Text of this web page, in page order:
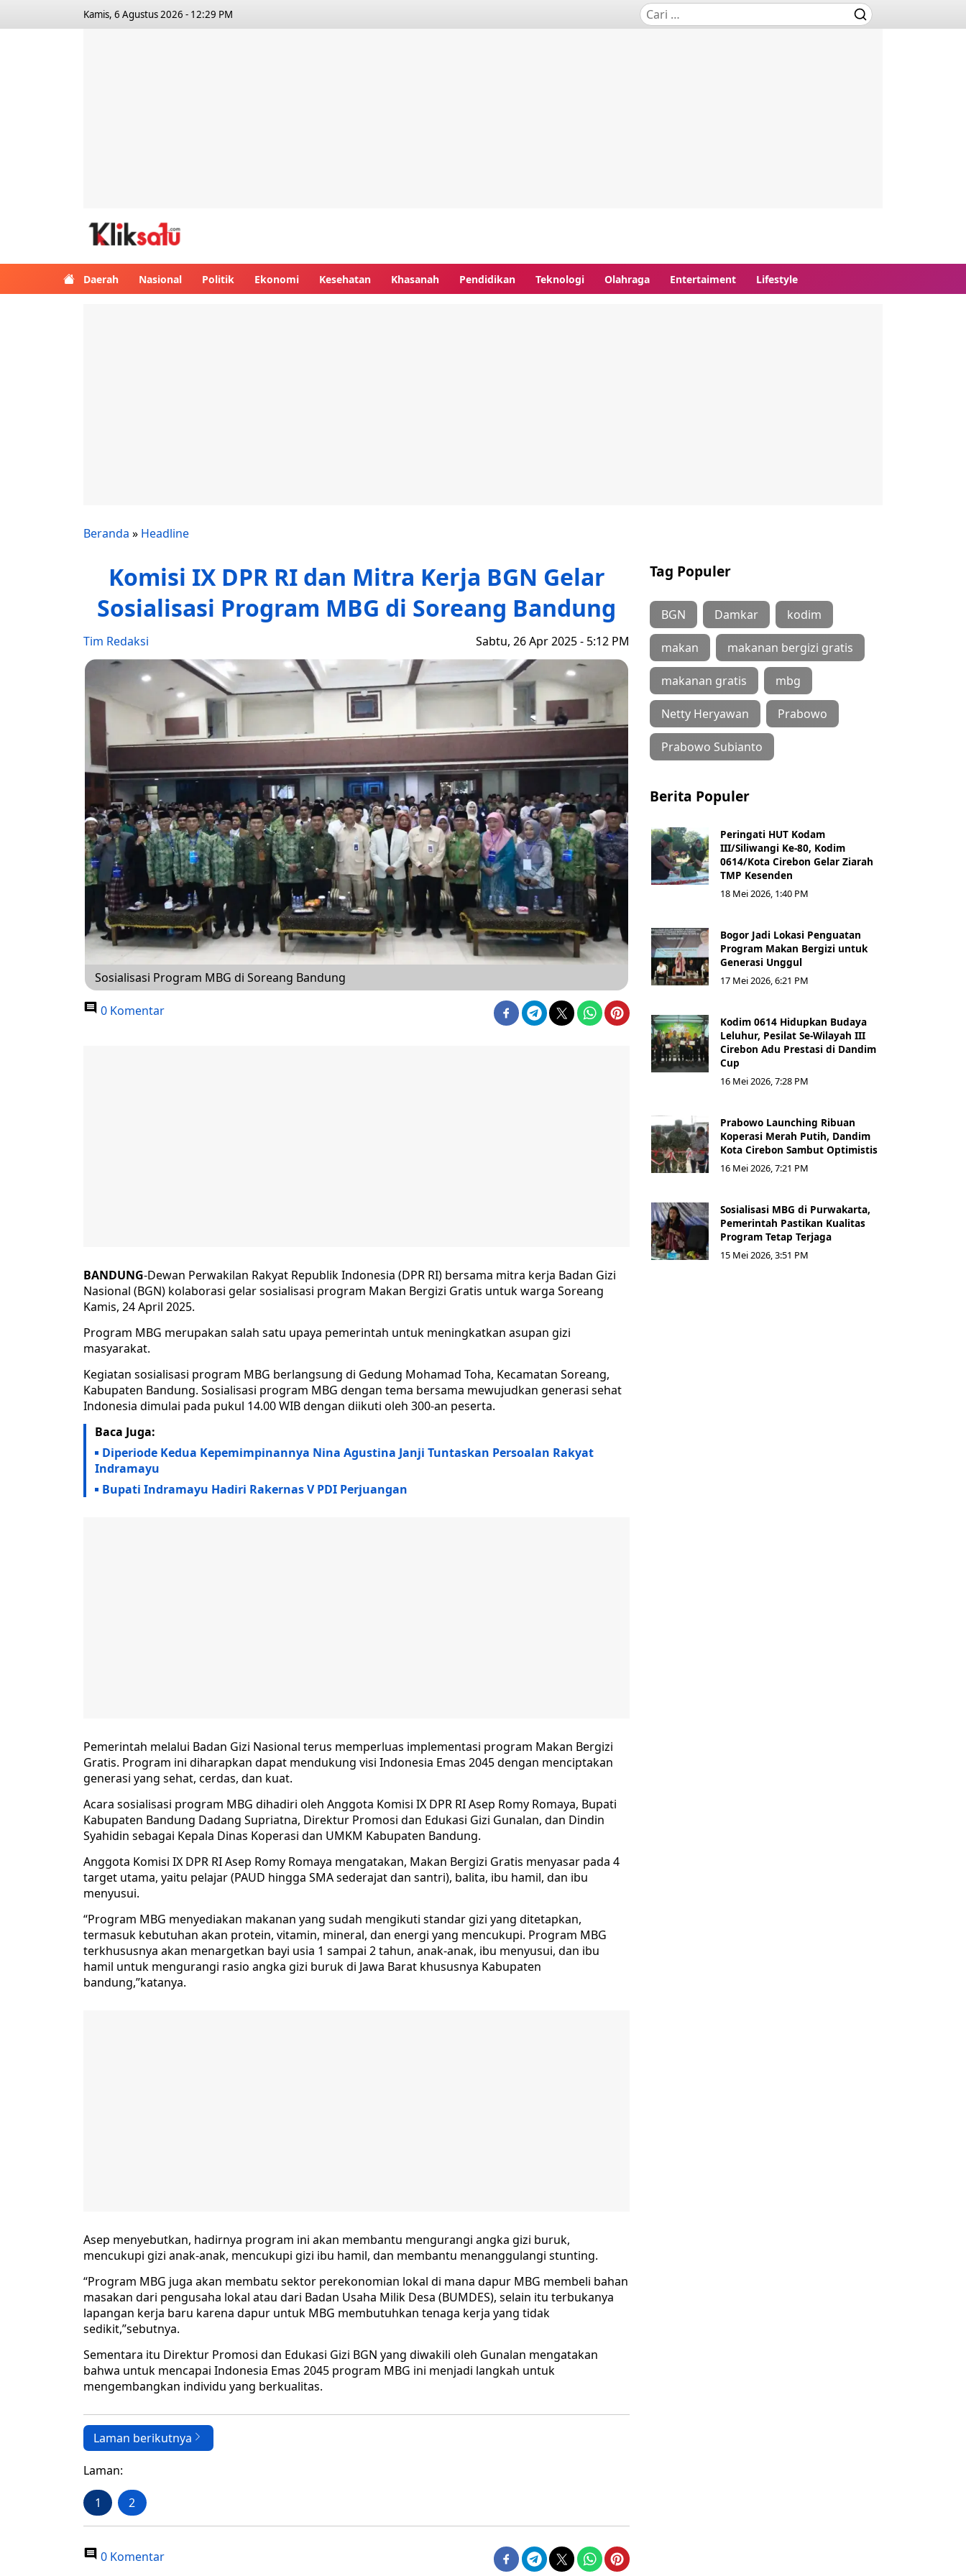
Kamis, 6 Agustus 2026 - 12:29 PM
Daerah Nasional Politik Ekonomi Kesehatan Khasanah Pendidikan Teknologi Olahraga Entertaiment Lifestyle
Beranda » Headline
Komisi IX DPR RI dan Mitra Kerja BGN Gelar
Sosialisasi Program MBG di Soreang Bandung
Tim Redaksi Sabtu, 26 Apr 2025 - 5:12 PM
Sosialisasi Program MBG di Soreang Bandung
0 Komentar
BANDUNG-Dewan Perwakilan Rakyat Republik Indonesia (DPR RI) bersama mitra kerja Badan Gizi
Nasional (BGN) kolaborasi gelar sosialisasi program Makan Bergizi Gratis untuk warga Soreang
Kamis, 24 April 2025.
Program MBG merupakan salah satu upaya pemerintah untuk meningkatkan asupan gizi
masyarakat.
Kegiatan sosialisasi program MBG berlangsung di Gedung Mohamad Toha, Kecamatan Soreang,
Kabupaten Bandung. Sosialisasi program MBG dengan tema bersama mewujudkan generasi sehat
Indonesia dimulai pada pukul 14.00 WIB dengan diikuti oleh 300-an peserta.
Baca Juga:
Diperiode Kedua Kepemimpinannya Nina Agustina Janji Tuntaskan Persoalan Rakyat
Indramayu
Bupati Indramayu Hadiri Rakernas V PDI Perjuangan
Pemerintah melalui Badan Gizi Nasional terus memperluas implementasi program Makan Bergizi
Gratis. Program ini diharapkan dapat mendukung visi Indonesia Emas 2045 dengan menciptakan
generasi yang sehat, cerdas, dan kuat.
Acara sosialisasi program MBG dihadiri oleh Anggota Komisi IX DPR RI Asep Romy Romaya, Bupati
Kabupaten Bandung Dadang Supriatna, Direktur Promosi dan Edukasi Gizi Gunalan, dan Dindin
Syahidin sebagai Kepala Dinas Koperasi dan UMKM Kabupaten Bandung.
Anggota Komisi IX DPR RI Asep Romy Romaya mengatakan, Makan Bergizi Gratis menyasar pada 4
target utama, yaitu pelajar (PAUD hingga SMA sederajat dan santri), balita, ibu hamil, dan ibu
menyusui.
“Program MBG menyediakan makanan yang sudah mengikuti standar gizi yang ditetapkan,
termasuk kebutuhan akan protein, vitamin, mineral, dan energi yang mencukupi. Program MBG
terkhususnya akan menargetkan bayi usia 1 sampai 2 tahun, anak-anak, ibu menyusui, dan ibu
hamil untuk mengurangi rasio angka gizi buruk di Jawa Barat khususnya Kabupaten
bandung,”katanya.
Asep menyebutkan, hadirnya program ini akan membantu mengurangi angka gizi buruk,
mencukupi gizi anak-anak, mencukupi gizi ibu hamil, dan membantu menanggulangi stunting.
“Program MBG juga akan membatu sektor perekonomian lokal di mana dapur MBG membeli bahan
masakan dari pengusaha lokal atau dari Badan Usaha Milik Desa (BUMDES), selain itu terbukanya
lapangan kerja baru karena dapur untuk MBG membutuhkan tenaga kerja yang tidak
sedikit,”sebutnya.
Sementara itu Direktur Promosi dan Edukasi Gizi BGN yang diwakili oleh Gunalan mengatakan
bahwa untuk mencapai Indonesia Emas 2045 program MBG ini menjadi langkah untuk
mengembangkan individu yang berkualitas.
Laman berikutnya
Laman:
1 2
0 Komentar
Tag Populer
BGN Damkar kodim
makan makanan bergizi gratis
makanan gratis mbg
Netty Heryawan Prabowo
Prabowo Subianto
Berita Populer
Peringati HUT Kodam
III/Siliwangi Ke-80, Kodim
0614/Kota Cirebon Gelar Ziarah
TMP Kesenden
18 Mei 2026, 1:40 PM
Bogor Jadi Lokasi Penguatan
Program Makan Bergizi untuk
Generasi Unggul
17 Mei 2026, 6:21 PM
Kodim 0614 Hidupkan Budaya
Leluhur, Pesilat Se-Wilayah III
Cirebon Adu Prestasi di Dandim
Cup
16 Mei 2026, 7:28 PM
Prabowo Launching Ribuan
Koperasi Merah Putih, Dandim
Kota Cirebon Sambut Optimistis
16 Mei 2026, 7:21 PM
Sosialisasi MBG di Purwakarta,
Pemerintah Pastikan Kualitas
Program Tetap Terjaga
15 Mei 2026, 3:51 PM